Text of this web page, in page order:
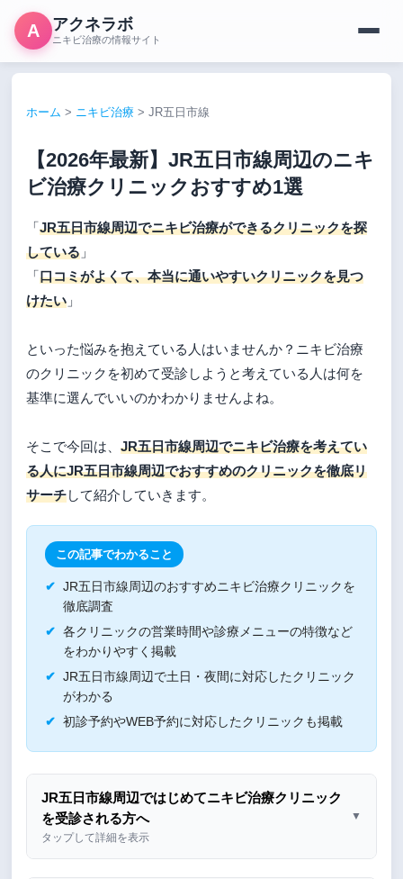
A アクネラボ
ニキビ治療の情報サイト
ホーム > ニキビ治療 >JR五日市線
【2026年最新】JR五日市線周辺のニキ
ビ治療クリニックおすすめ1選
「JR五日市線周辺でニキビ治療ができるクリニックを探
している 」
「口コミがよくて、本当に通いやすいクリニックを見つ
けたい 」
といった悩みを抱えている人はいませんか？ニキビ治療
のクリニックを初めて受診しようと考えている人は何を
基準に選んでいいのかわかりませんよね。
そこで今回は、JR五日市線周辺でニキビ治療を考えてい
る人にJR五日市線周辺でおすすめのクリニックを徹底リ
サーチして紹介していきます。
この記事でわかること
JR五日市線周辺のおすすめニキビ治療クリニックを
徹底調査
各クリニックの営業時間や診療メニューの特徴など
をわかりやすく掲載
JR五日市線周辺で土日・夜間に対応したクリニック
がわかる
初診予約やWEB予約に対応したクリニックも掲載
JR五日市線周辺ではじめてニキビ治療クリニック
を受診される方へ
タップして詳細を表示
▼